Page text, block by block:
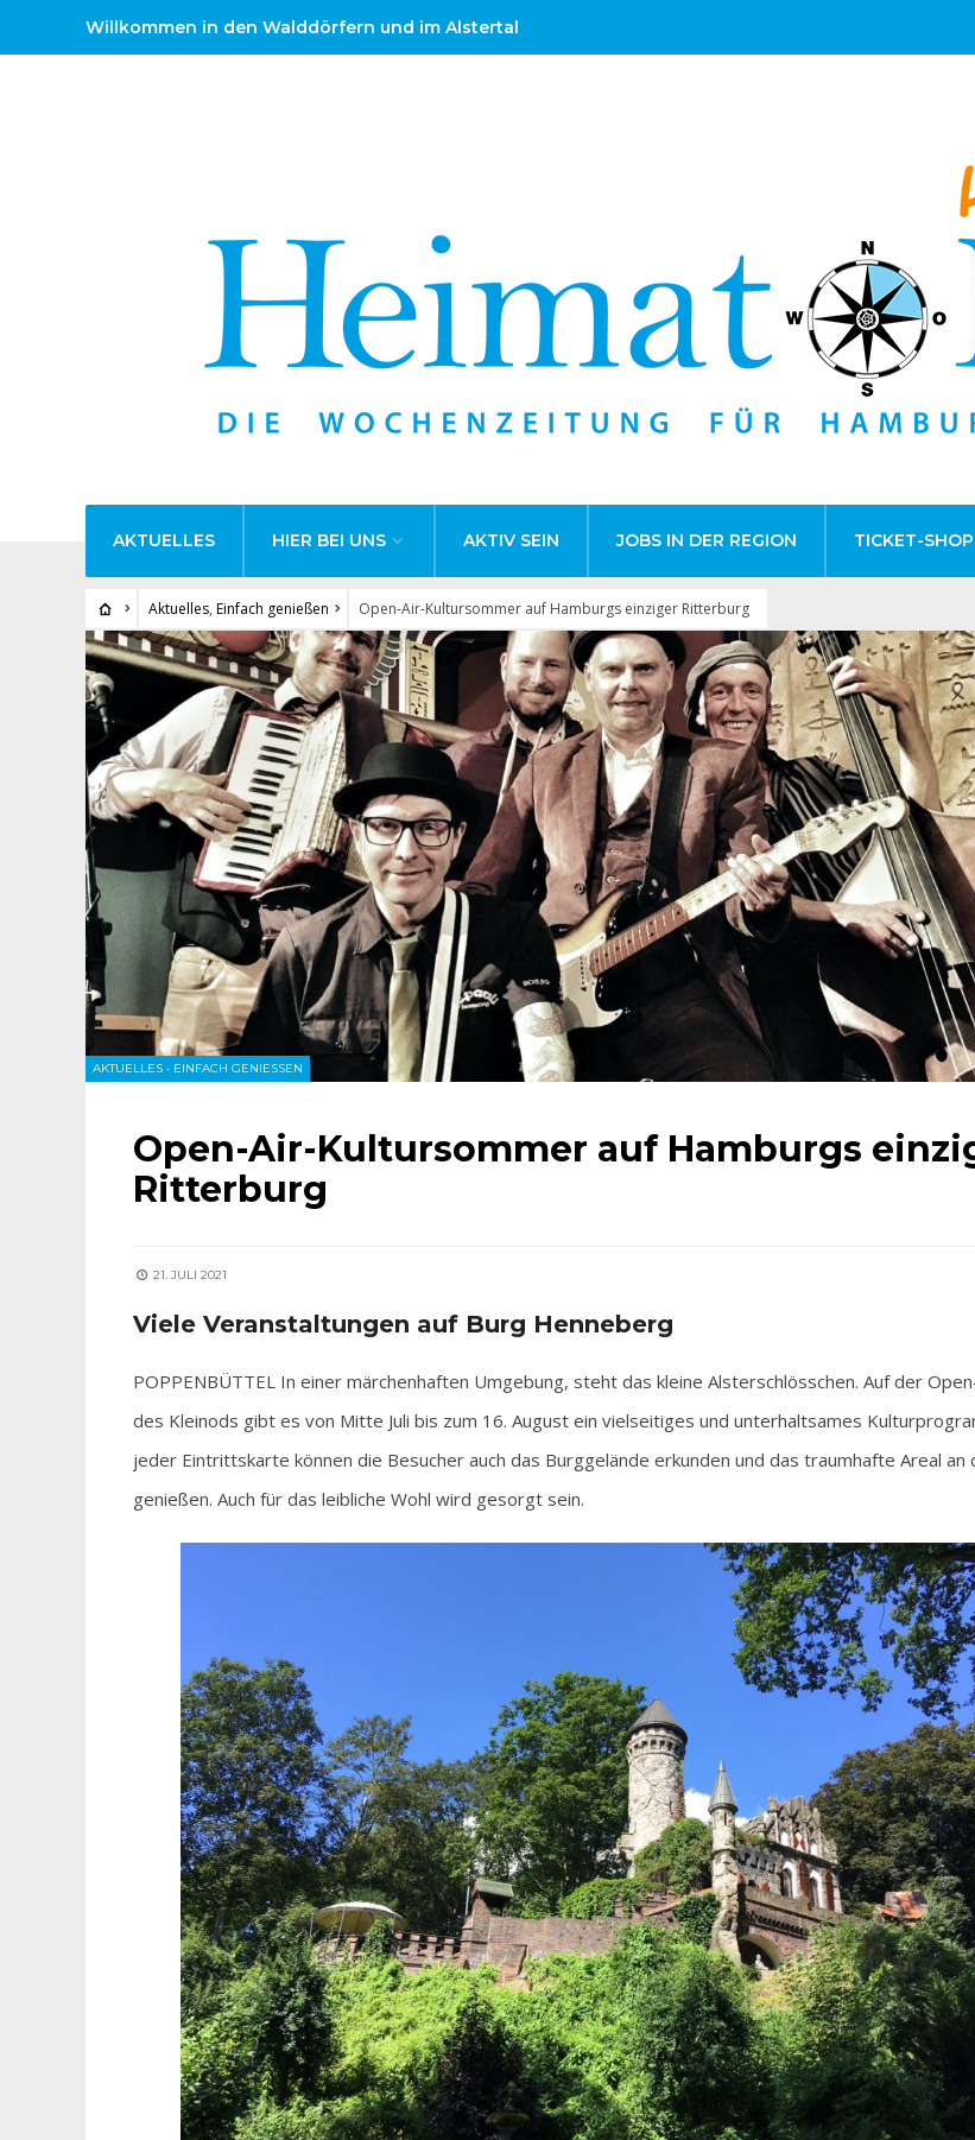
Willkommen in den Walddörfern und im Alstertal
AKTUELLES HIER BEI UNS AKTIV SEIN JOBS IN DER REGION TICKET-SHOP
Aktuelles, Einfach genießen Open-Air-Kultursommer auf Hamburgs einziger Ritterburg
AKTUELLES • EINFACH GENIESSEN
Open-Air-Kultursommer auf Hamburgs
Ritterburg
21. JULI 2021
Viele Veranstaltungen auf Burg Henneberg
POPPENBÜTTEL In einer märchenhaften Umgebung, steht das kleine Alsterschlösschen. Auf der
des Kleinods gibt es von Mitte Juli bis zum 16. August ein vielseitiges und unterhaltsames
jeder Eintrittskarte können die Besucher auch das Burggelände erkunden und das traumhafte Areal an
genießen. Auch für das leibliche Wohl wird gesorgt sein.